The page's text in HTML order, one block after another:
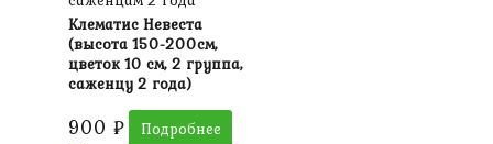
Клематис Невеста
(высота 150-200см,
цветок 10 см, 2 группа,
саженцу 2 года)
900 ₽ Подробнее